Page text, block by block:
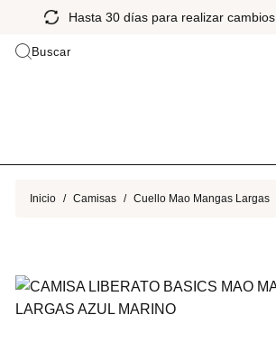
Hasta 30 días para realizar cambios
Buscar
Inicio Camisas Cuello Mao Mangas Largas